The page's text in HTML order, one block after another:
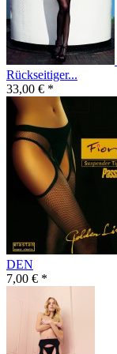
Rückseitiger...
33,00 € *
DEN
7,00 € *